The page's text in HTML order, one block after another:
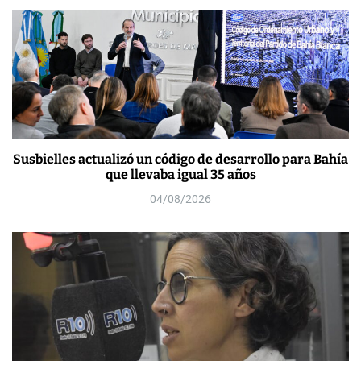
Susbielles actualizó un código de desarrollo para Bahía
que llevaba igual 35 años
04/08/2026